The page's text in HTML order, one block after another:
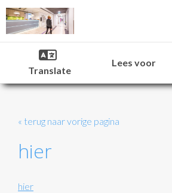
Translate
Lees voor
« terug naar vorige pagina
hier
hier